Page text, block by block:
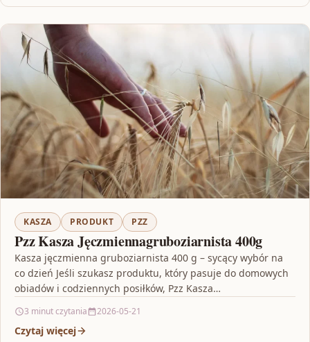
KASZA PRODUKT PZZ
Pzz Kasza Jęczmiennagruboziarnista 400g
Kasza jęczmienna gruboziarnista 400 g – sycący wybór na
co dzień Jeśli szukasz produktu, który pasuje do domowych
obiadów i codziennych posiłków, Pzz Kasza…
3 minut czytania 2026-05-21
Czytaj więcej